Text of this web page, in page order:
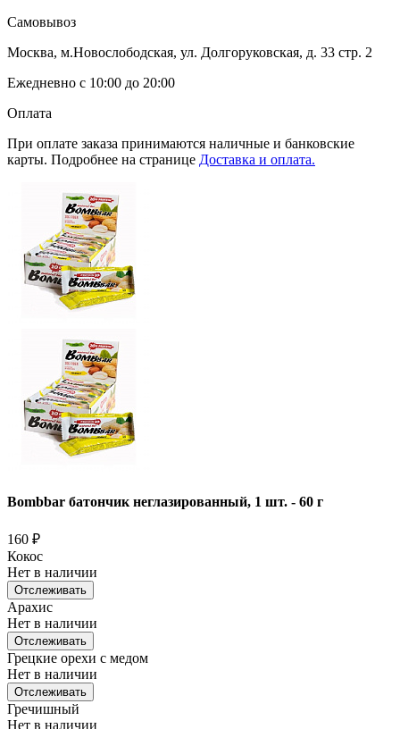
Самовывоз
Москва, м.Новослободская, ул. Долгоруковская, д. 33 стр. 2
Ежедневно с 10:00 до 20:00
Оплата
При оплате заказа принимаются наличные и банковские
карты. Подробнее на странице Доставка и оплата.
Bombbar батончик неглазированный, 1 шт. - 60 г
160 ₽
Кокос
Нет в наличии
Отслеживать
Арахис
Нет в наличии
Отслеживать
Грецкие орехи с медом
Нет в наличии
Отслеживать
Гречишный
Нет в наличии